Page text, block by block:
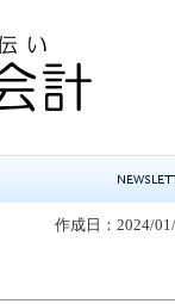
作成日：2024/